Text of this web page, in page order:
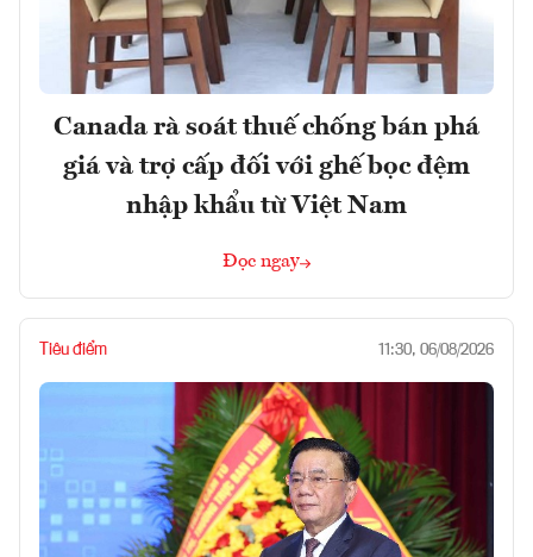
Canada rà soát thuế chống bán phá
giá và trợ cấp đối với ghế bọc đệm
nhập khẩu từ Việt Nam
Đọc ngay
Tiêu điểm 11:30, 06/08/2026